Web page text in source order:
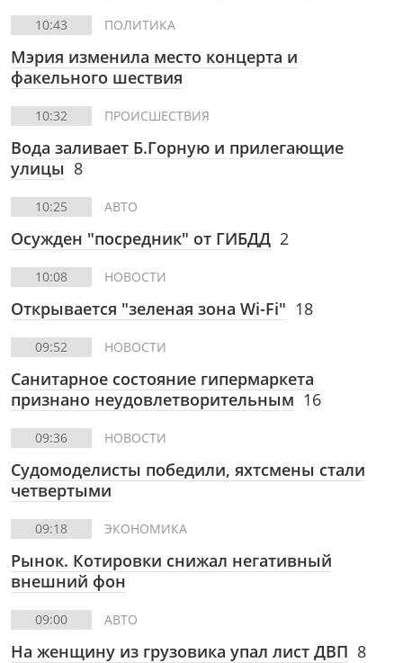
10:43 ПОЛИТИКА
Мэрия изменила место концерта и
факельного шествия
10:32 ПРОИСШЕСТВИЯ
Вода заливает Б.Горную и прилегающие
улицы 8
10:25 АВТО
Осужден "посредник" от ГИБДД 2
10:08 НОВОСТИ
Открывается "зеленая зона Wi-Fi" 18
09:52 НОВОСТИ
Санитарное состояние гипермаркета
признано неудовлетворительным 16
09:36 НОВОСТИ
Судомоделисты победили, яхтсмены стали
четвертыми
09:18 ЭКОНОМИКА
Рынок. Котировки снижал негативный
внешний фон
09:00 АВТО
На женщину из грузовика упал лист ДВП 8